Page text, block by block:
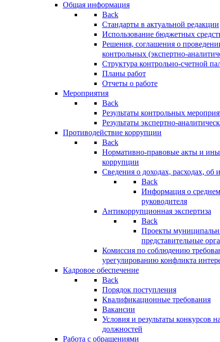
Общая информация
Back
Стандарты в актуальной редакции
Использование бюджетных
Решения, соглашения о
контрольных (экспертно-
Структура контрольно-счетной
Планы работ
Отчеты о работе
Мероприятия
Back
Результаты контрольных
Результаты экспертно-
Противодействие коррупции
Back
Нормативно-правовые акты и
коррупции
Сведения о доходах, расходах, об
Back
Информация о
руководителя
Антикоррупционная экспертиза
Back
Проекты
представительные
Комиссия по соблюдению
урегулированию конфликта
Кадровое обеспечение
Back
Порядок поступления
Квалификационные требования
Вакансии
Условия и результаты конкурсов
должностей
Работа с обращениями